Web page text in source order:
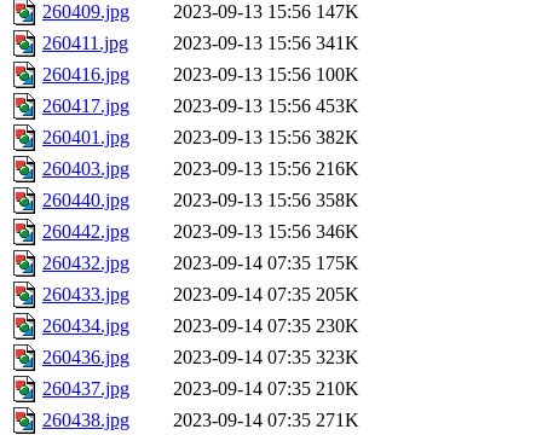
260409.jpg
2023-09-13 15:56 147K
260411.jpg
2023-09-13 15:56 341K
260416.jpg
2023-09-13 15:56 100K
260417.jpg
2023-09-13 15:56 453K
260401.jpg
2023-09-13 15:56 382K
260403.jpg
2023-09-13 15:56 216K
260440.jpg
2023-09-13 15:56 358K
260442.jpg
2023-09-13 15:56 346K
260432.jpg
2023-09-14 07:35 175K
260433.jpg
2023-09-14 07:35 205K
260434.jpg
2023-09-14 07:35 230K
260436.jpg
2023-09-14 07:35 323K
260437.jpg
2023-09-14 07:35 210K
260438.jpg
2023-09-14 07:35 271K